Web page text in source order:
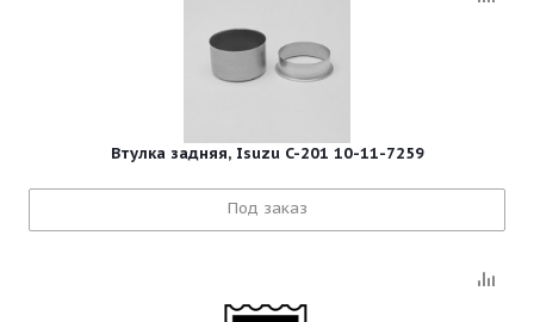
Втулка задняя, Isuzu C-201 10-11-7259
Под заказ